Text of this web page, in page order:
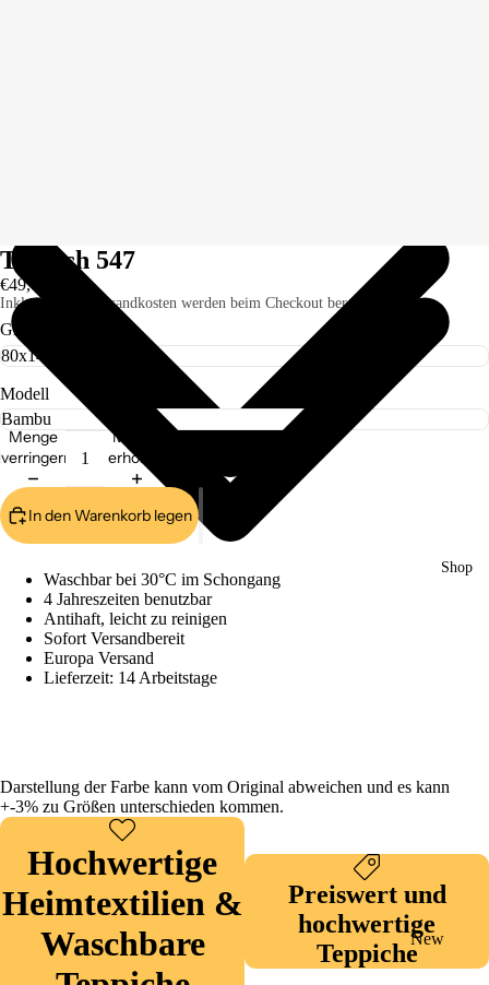
Shop
New
Collection
Teppich 547
€49,00
Inkl. Steuern. Versandkosten werden beim Checkout berechnet.
Größe
Modell
Menge
verringern
Menge
erhöhen
In den Warenkorb legen
Waschbar bei 30°C im Schongang
4 Jahreszeiten benutzbar
Antihaft, leicht zu reinigen
Sofort Versandbereit
Europa Versand
Lieferzeit: 14 Arbeitstage
Darstellung der Farbe kann vom Original abweichen und es kann
+-3% zu Größen unterschieden kommen.
Hochwertige
Heimtextilien &
Waschbare
Preiswert und
hochwertige
Teppiche